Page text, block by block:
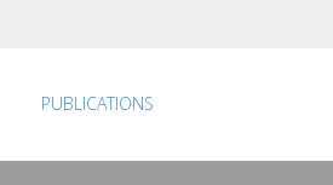
PUBLICATIONS